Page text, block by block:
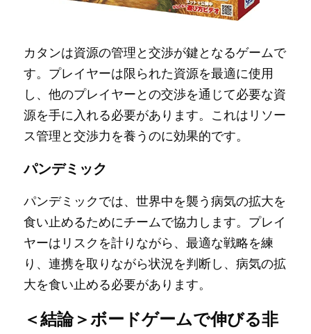
カタンは資源の管理と交渉が鍵となるゲームで
す。プレイヤーは限られた資源を最適に使用
し、他のプレイヤーとの交渉を通じて必要な資
源を手に入れる必要があります。これはリソー
ス管理と交渉力を養うのに効果的です。
パンデミック
パンデミックでは、世界中を襲う病気の拡大を
食い止めるためにチームで協力します。プレイ
ヤーはリスクを計りながら、最適な戦略を練
り、連携を取りながら状況を判断し、病気の拡
大を食い止める必要があります。
＜結論＞ボードゲームで伸びる非